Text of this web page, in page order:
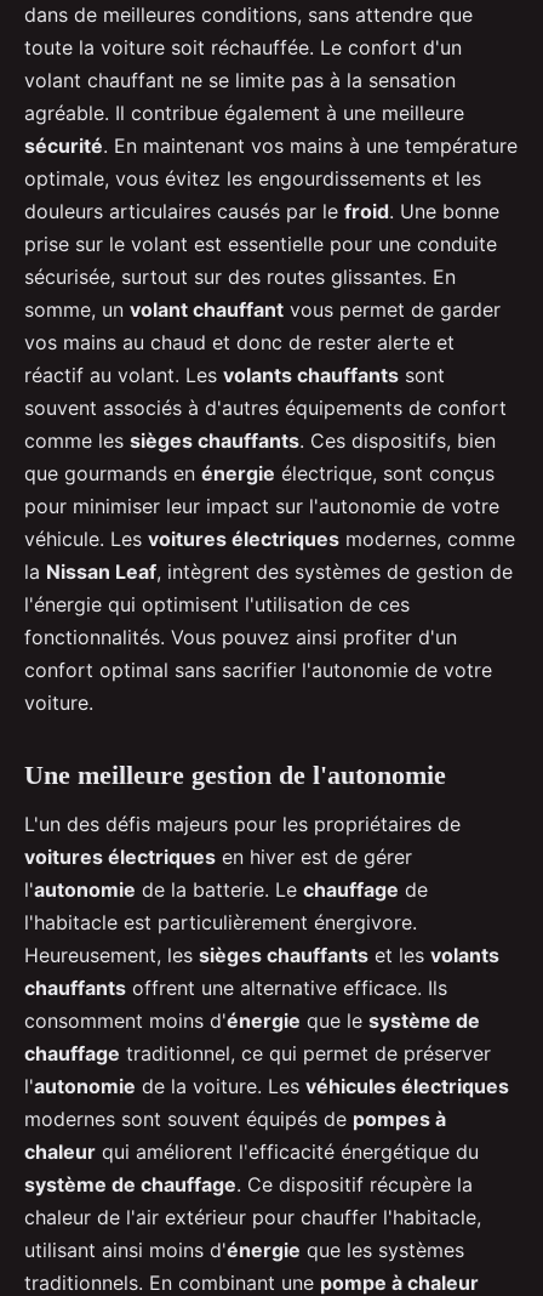
dans de meilleures conditions, sans attendre que
toute la voiture soit réchauffée. Le confort d'un
volant chauffant ne se limite pas à la sensation
agréable. Il contribue également à une meilleure
sécurité. En maintenant vos mains à une température
optimale, vous évitez les engourdissements et les
douleurs articulaires causés par le froid. Une bonne
prise sur le volant est essentielle pour une conduite
sécurisée, surtout sur des routes glissantes. En
somme, un volant chauffant vous permet de garder
vos mains au chaud et donc de rester alerte et
réactif au volant. Les volants chauffants sont
souvent associés à d'autres équipements de confort
comme les sièges chauffants. Ces dispositifs, bien
que gourmands en énergie électrique, sont conçus
pour minimiser leur impact sur l'autonomie de votre
véhicule. Les voitures électriques modernes, comme
la Nissan Leaf, intègrent des systèmes de gestion de
l'énergie qui optimisent l'utilisation de ces
fonctionnalités. Vous pouvez ainsi profiter d'un
confort optimal sans sacrifier l'autonomie de votre
voiture.
Une meilleure gestion de l'autonomie
L'un des défis majeurs pour les propriétaires de
voitures électriques en hiver est de gérer
l'autonomie de la batterie. Le chauffage de
l'habitacle est particulièrement énergivore.
Heureusement, les sièges chauffants et les volants
chauffants offrent une alternative efficace. Ils
consomment moins d'énergie que le système de
chauffage traditionnel, ce qui permet de préserver
l'autonomie de la voiture. Les véhicules électriques
modernes sont souvent équipés de pompes à
chaleur qui améliorent l'efficacité énergétique du
système de chauffage. Ce dispositif récupère la
chaleur de l'air extérieur pour chauffer l'habitacle,
utilisant ainsi moins d'énergie que les systèmes
traditionnels. En combinant une pompe à chaleur